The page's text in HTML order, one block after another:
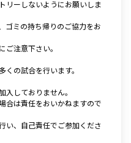
リーしないようにお願いしま
ゴミの持ち帰りのご協力をお
ご注意下さい。
くの試合を行います。
入しておりません。
合は責任をおいかねますので
い、自己責任でご参加くださ